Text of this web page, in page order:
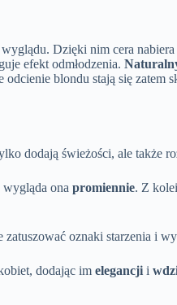
Dzięki nim cera
efekt odmłodzenia.
blondu stają się zatem
dodają świeżości, ale także
ona promiennie. Z kolei
oznaki starzenia i
dodając im elegancji i